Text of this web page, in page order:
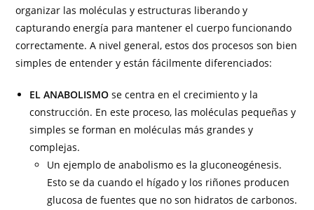
organizar las moléculas y estructuras liberando y
capturando energía para mantener el cuerpo funcionando
correctamente. A nivel general, estos dos procesos son bien
simples de entender y están fácilmente diferenciados:
EL ANABOLISMOse centra en el crecimiento y la
construcción. En este proceso, las moléculas pequeñas y
simples se forman en moléculas más grandes y
complejas.
Un ejemplo de anabolismo es la gluconeogénesis.
Esto se da cuando el hígado y los riñones producen
glucosa de fuentes que no son hidratos de carbonos.